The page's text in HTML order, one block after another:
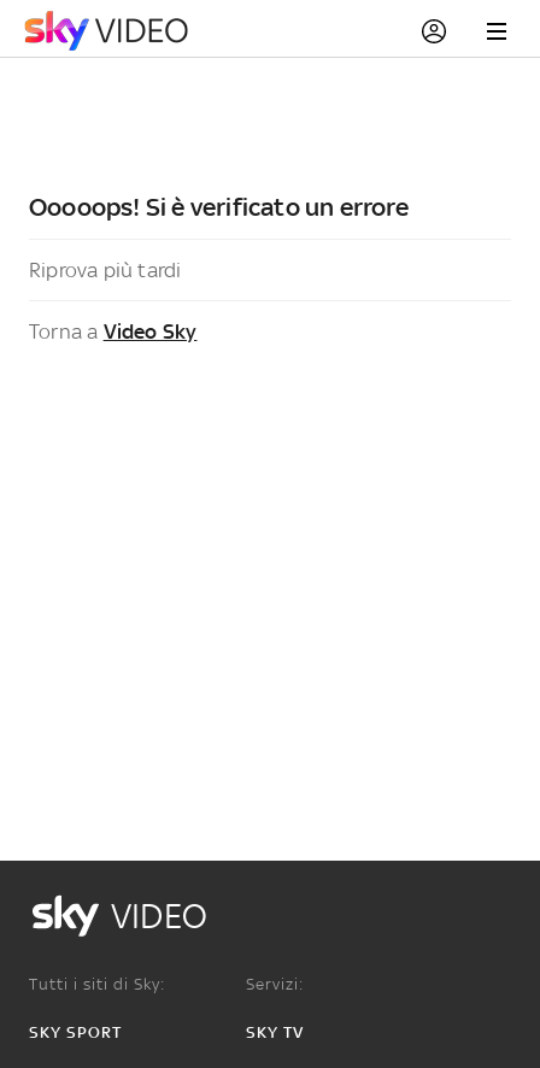
Ooooops! Si è verificato un errore
Riprova più tardi
Torna a Video Sky
VIDEO
Tutti i siti di Sky:
SKY SPORT
Servizi:
SKY TV